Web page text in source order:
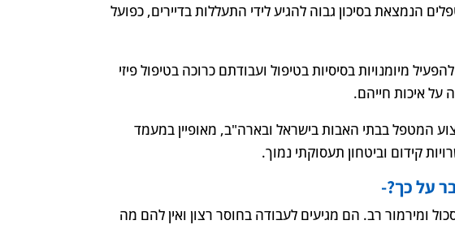
הנמצאת בסיכון גבוה להגיע לידי התעללות בדיירים, כפועל
מיומנויות בסיסיות בטיפול ועבודתם כרוכה בטיפול פיזי
על איכות חייהם.
המטפל בבתי האבות בישראל ובארה"ב, מאופיין במעמד
קידום וביטחון תעסוקתי נמוך.
על כך?-
ומירמור רב. הם מגיעים לעבודה בחוסר רצון ואין להם מה